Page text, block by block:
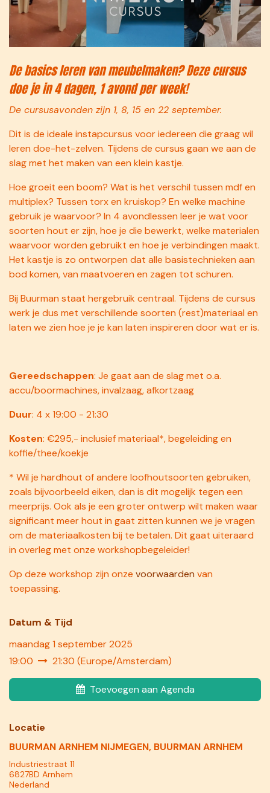
De basics leren van meubelmaken? Deze cursus
doe je in 4 dagen, 1 avond per week!
De cursusavonden zijn 1, 8, 15 en 22 september.
Dit is de ideale instapcursus voor iedereen die graag wil
leren doe-het-zelven. Tijdens de cursus gaan we aan de
slag met het maken van een klein kastje.
Hoe groeit een boom? Wat is het verschil tussen mdf en
multiplex? Tussen torx en kruiskop? En welke machine
gebruik je waarvoor? In 4 avondlessen leer je wat voor
soorten hout er zijn, hoe je die bewerkt, welke materialen
waarvoor worden gebruikt en hoe je verbindingen maakt.
Het kastje is zo ontworpen dat alle basistechnieken aan
bod komen, van maatvoeren en zagen tot schuren.
Bij Buurman staat hergebruik centraal. Tijdens de cursus
werk je dus met verschillende soorten (rest)materiaal en
laten we zien hoe je je kan laten inspireren door wat er is.
Gereedschappen: Je gaat aan de slag met o.a.
accu/boormachines, invalzaag, afkortzaag
Duur: 4 x 19:00 - 21:30
Kosten: €295,- inclusief materiaal*, begeleiding en
koffie/thee/koekje
* Wil je hardhout of andere loofhoutsoorten gebruiken,
zoals bijvoorbeeld eiken, dan is dit mogelijk tegen een
meerprijs. Ook als je een groter ontwerp wilt maken waar
significant meer hout in gaat zitten kunnen we je vragen
om de materiaalkosten bij te betalen. Dit gaat uiteraard
in overleg met onze workshopbegeleider!
Op deze workshop zijn onze voorwaarden van
toepassing.
Datum & Tij​d
maandag 1 september 2025
19:00
21:30 (Europe/Amsterdam)
Toevoegen aan Agenda
Locatie
BUURMAN ARNHEM NIJMEGEN, BUURMAN ARNHEM
Industriestraat 11
6827BD Arnhem
Nederland